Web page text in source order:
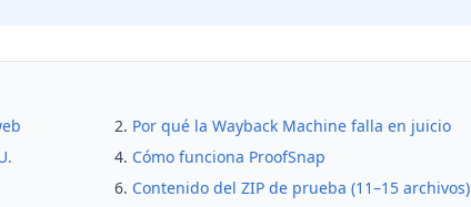
Por qué la Wayback Machine falla en juicio
Cómo funciona ProofSnap
Contenido del ZIP de prueba (11–15 archivos)